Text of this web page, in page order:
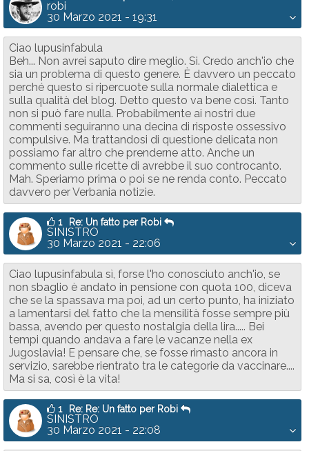
robi
30 Marzo 2021 - 19:31
Ciao lupusinfabula
Beh... Non avrei saputo dire meglio. Si. Credo anch'io che
sia un problema di questo genere. È davvero un peccato
perché questo si ripercuote sulla normale dialettica e
sulla qualità del blog. Detto questo va bene così. Tanto
non si può fare nulla. Probabilmente ai nostri due
commenti seguiranno una decina di risposte ossessivo
compulsive. Ma trattandosi di questione delicata non
possiamo far altro che prenderne atto. Anche un
commento sulle ricette di avrebbe il suo controcanto.
Mah. Speriamo prima o poi se ne renda conto. Peccato
davvero per Verbania notizie.
1 Re: Un fatto per Robi
SINISTRO
30 Marzo 2021 - 22:06
Ciao lupusinfabula sì, forse l'ho conosciuto anch'io, se
non sbaglio è andato in pensione con quota 100, diceva
che se la spassava ma poi, ad un certo punto, ha iniziato
a lamentarsi del fatto che la mensilità fosse sempre più
bassa, avendo per questo nostalgia della lira..... Bei
tempi quando andava a fare le vacanze nella ex
Jugoslavia! E pensare che, se fosse rimasto ancora in
servizio, sarebbe rientrato tra le categorie da vaccinare....
Ma si sa, così è la vita!
1 Re: Re: Un fatto per Robi
SINISTRO
30 Marzo 2021 - 22:08